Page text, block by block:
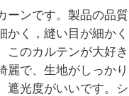
ーンです。製品の品
かく，縫い目が細か
このカルテンが大好
麗で、生地がしっか
遮光度がいいです。